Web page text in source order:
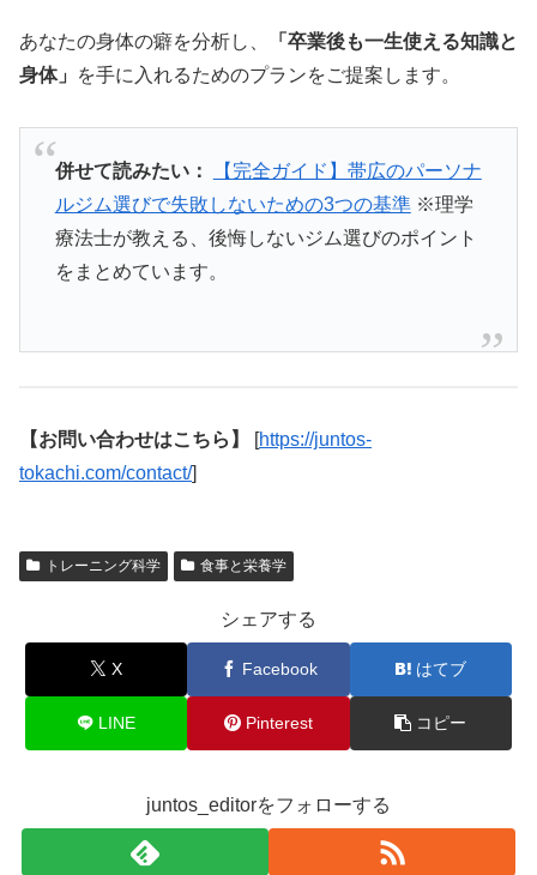
あなたの身体の癖を分析し、
「卒業後も一生使える知識と
身体」
を手に入れるためのプランをご提案します。
併せて読みたい：
【完全ガイド】帯広のパーソナ
ルジム選びで失敗しないための3つの基準※理学
療法士が教える、後悔しないジム選びのポイント
をまとめています。
【お問い合わせはこちら】 [https://juntos-
tokachi.com/contact/]
トレーニング科学 食事と栄養学
シェアする
X Facebook はてブ
LINE Pinterest コピー
juntos_editorをフォローする